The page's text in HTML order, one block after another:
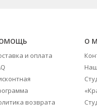
и оплата
возврата
О